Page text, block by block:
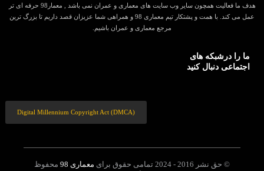
هدف ما فعالیت همچون سایر وب سایت های معماری و عمران نمی باشد , معمار98 حرفه ای تر
عمل می کند. با همت و پشتکار تیم معماری 98 و همراهی شما عزیزان قصد داریم تا بزرگ ترین
مرجع معماری و عمران باشیم.
ما را درشبکه های
اجتماعی دنبال کنید
Digital Millennium Copyright Act (DMCA)
© حق نشر 2016 - 2024 تمامی حقوق برای معماری 98
محفوظ